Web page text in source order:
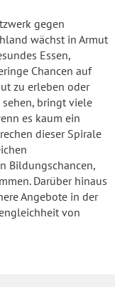
gegen
wächst in Armut
Essen,
Chancen auf
zu erleben oder
bringt viele
es kaum ein
dieser Spirale
Bildungschancen,
Darüber hinaus
Angebote in der
von